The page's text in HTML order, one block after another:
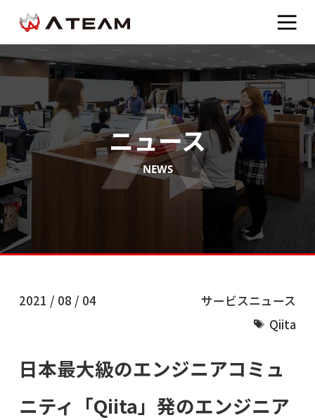
ニュース
NEWS
2021 / 08 / 04
サービスニュース
Qiita
日本最大級のエンジニアコミュ
ニティ「Qiita」発のエンジニア